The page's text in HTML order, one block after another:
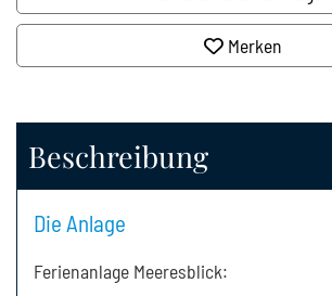
Merken
Beschreibung
Die Anlage
Ferienanlage Meeresblick: